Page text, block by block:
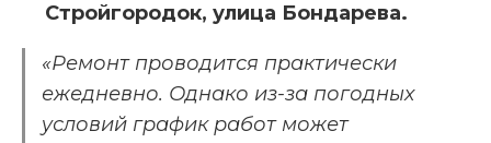
Стройгородок, улица Бондарева.
«Ремонт проводится практически
ежедневно. Однако из-за погодных
условий график работ может